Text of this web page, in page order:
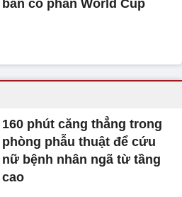
bán cổ phần World Cup
160 phút căng thẳng trong
phòng phẫu thuật để cứu
nữ bệnh nhân ngã từ tầng
cao